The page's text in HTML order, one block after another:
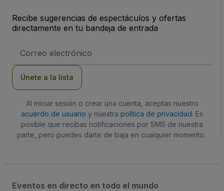
Recibe sugerencias de espectáculos y ofertas
directamente en tu bandeja de entrada
de
Únete a la lista
Al iniciar sesión o crear una cuenta, aceptas nuestro
acuerdo de usuario y nuestra política de privacidad. Es
posible que recibas notificaciones por SMS de nuestra
parte, pero puedes darte de baja en cualquier momento.
Eventos en directo en todo el mundo